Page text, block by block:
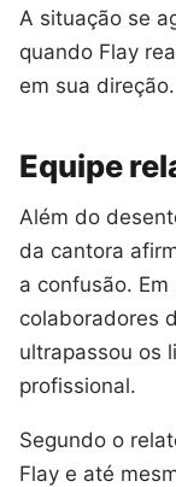
A situação se
quando Flay
em sua direção.
Equipe
Além do
da cantora
a confusão.
colaboradores
ultrapassou os
profissional.
Segundo o
Flay e até